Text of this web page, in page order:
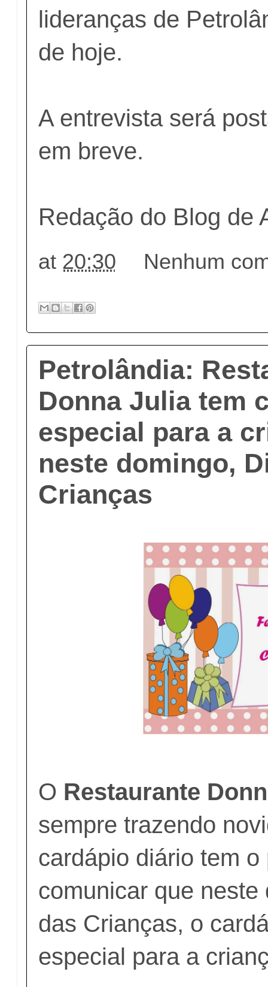
lideranças de
de hoje.
A entrevista será
em breve.
Redação do Blog de
at 20:30 Nenhum
Petrolândia:
Donna Julia tem
especial para a
neste domingo,
Crianças
O Restaurante
sempre trazendo
cardápio diário tem o
comunicar que neste
das Crianças, o
especial para a